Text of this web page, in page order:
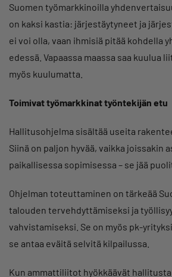
Suomen työmarkkinoilla
on kaksi kastia: järjestäytyneet ja
ei voi olla, vaan ihmisiä pitää kohdella
edessä. Vapaassa maassa saa kuulua
myös kuulumatta.
Toimivat työmarkkinat työntekijän etu
Hallitusohjelma sisältää useita
Siinä on paljon hyvää, vaikka joissakin
paikallisessa sopimisessa – se jää
Ohjelman toteuttaminen on tärkeää
talouden tervehdyttämiseksi ja
vahvistamiseksi. Se on myös pk-
se antaa eväitä selvitä kilpailussa.
Kun ammattiliitot hyökkäävät hallitusta